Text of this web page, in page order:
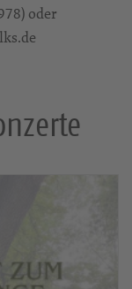
oder